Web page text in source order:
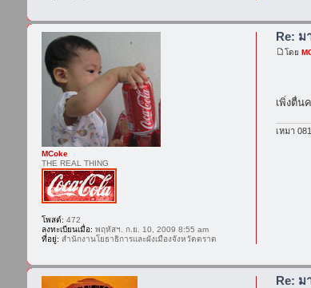
Re: ม
โดย
เพิ่งตื่น
เหมา
MCoke
THE REAL THING
โพสต์: 472
ลงทะเบียนเมื่อ: พฤหัสฯ. ก.ย. 10, 2009 8:55 am
ที่อยู่: สำนักงานโยธาธิการและผังเมืองจังหวัดตราด
Re: ม